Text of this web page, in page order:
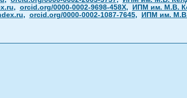
, orcid.org/0000-0002-9698-458X,
ИПМ им. М.В.
, orcid.org/0000-0002-1087-7645, ИПМ им.